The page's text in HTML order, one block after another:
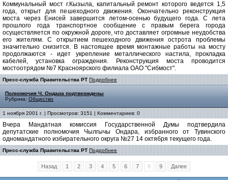
Коммунальный мост г.Кызыла, капитальный ремонт которого ведется 1,5
года, открыт для пешеходного движения. Окончательно реконструкция
моста через Енисей завершится летом-осенью будущего года. С лета
прошлого года транспортное сообщение с правым берега города
осуществляется по окружной дороге, что доставляет огромные неудобства
его жителям. С открытием пешеходного движения острота проблемы
значительно снизится. В настоящее время монтажные работы на мосту
продолжаются - идет укрепление металлического настила, прокладка
кабелей, установка ограждения. Реконструкция моста проводится
мостоотрядом №7 Красноярского филиала ОАО "Сибмост".
Пресс-служба Правительства РТ Подробнее
Полномочия Ч. Ондара подтверждены
Рубрика: Общество
1 ноября 2001 г. | Просмотров: 3151 | Комментариев: 0
Вчера Мандатная комиссия Государственной Думы подтвердила
депутатские полномочия Чылгычы Ондара, избранного от Тувинского
одномандатного избирательного округа №27 14 октября текущего года.
Пресс-служба Правительства РТ Подробнее
Назад 1 2 3 4 5 6 7 8 9 Далее